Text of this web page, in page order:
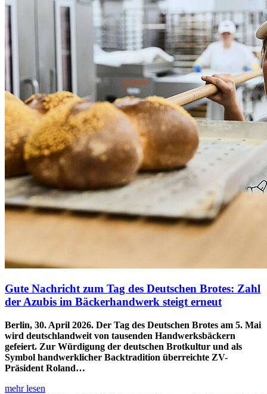
Gute Nachricht zum Tag des Deutschen Brotes: Zahl
der Azubis im Bäckerhandwerk steigt erneut
Berlin, 30. April 2026. Der Tag des Deutschen Brotes am 5. Mai
wird deutschlandweit von tausenden Handwerksbäckern
gefeiert. Zur Würdigung der deutschen Brotkultur und als
Symbol handwerklicher Backtradition überreichte ZV-
Präsident Roland…
mehr lesen